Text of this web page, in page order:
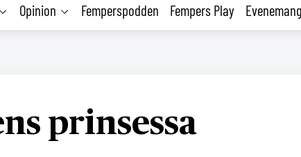
Opinion Femperspodden Fempers Play Evenemang
prinsessa